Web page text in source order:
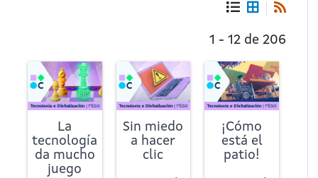
de
contidos
educativos
1 - 12 de 206
La
tecnología
da mucho
juego
Sin miedo
a hacer
clic
¡Cómo
está el
patio!